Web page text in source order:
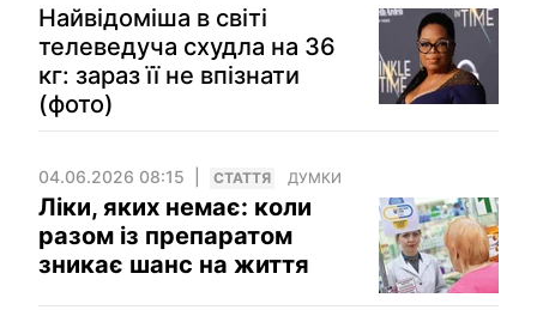
Найвідоміша в світі
телеведуча схудла на 36
кг: зараз її не впізнати
(фото)
04.06.2026 08:15 СТАТТЯ ДУМКИ
Ліки, яких немає: коли
разом із препаратом
зникає шанс на життя